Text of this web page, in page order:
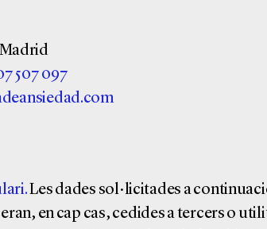
Madrid
507 097
.Les dades sol·licitades a
en cap cas, cedides a tercers o